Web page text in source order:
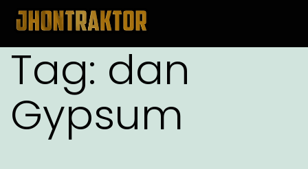
Tag: dan
Gypsum